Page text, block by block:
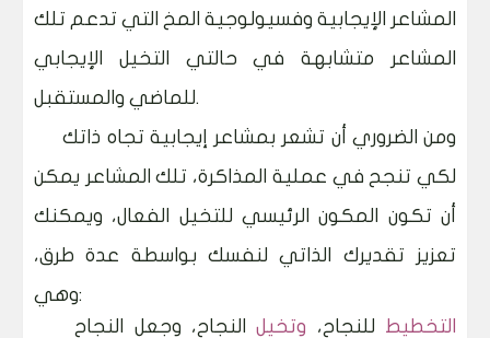
المشاعر الإيجابية وفسيولوجية المخ التي تدعم تلك
المشاعر متشابهة في حالتي التخيل الإيجابي
للماضي والمستقبل.
ومن الضروري أن تشعر بمشاعر إيجابية تجاه ذاتك
لكي تنجح في عملية المذاكرة، تلك المشاعر يمكن
أن تكون المكون الرئيسي للتخيل الفعال، ويمكنك
تعزيز تقديرك الذاتي لنفسك بواسطة عدة طرق،
وهي:
التخطيط للنجاح، وتخيل
النجاح، وجعل النجاح